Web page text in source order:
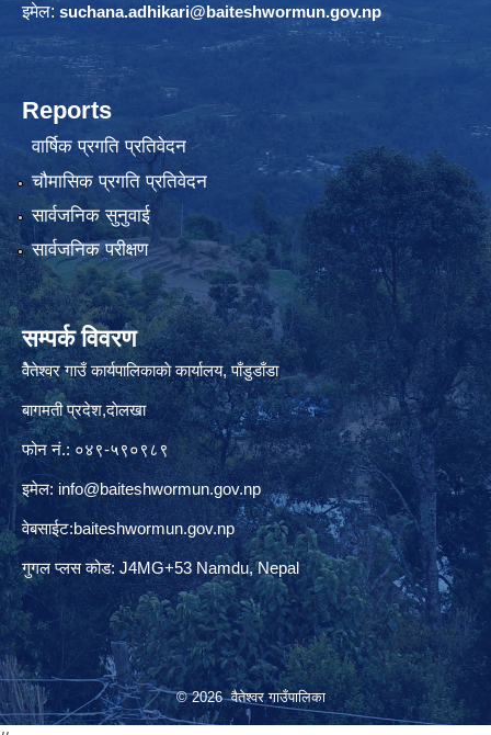
इमेल: suchana.adhikari@baiteshwormun.gov.np
Reports
वार्षिक प्रगति प्रतिवेदन
चौमासिक प्रगति प्रतिवेदन
सार्वजनिक सुनुवाई
सार्वजनिक परीक्षण
सम्पर्क विवरण
वैेतेश्वर गाउँ कार्यपालिकाकाे कार्यालय, पाँडुडाँडा
बागमती‌ प्रदेश,दाेलखा
फोन नं.: ०४९-५९०९८९
इमेल: info@baiteshwormun.gov.np
वेबसाईट:baiteshwormun.gov.np
गुगल प्लस कोड: J4MG+53 Namdu, Nepal
© 2026 वैतेश्वर गाउँपालिका